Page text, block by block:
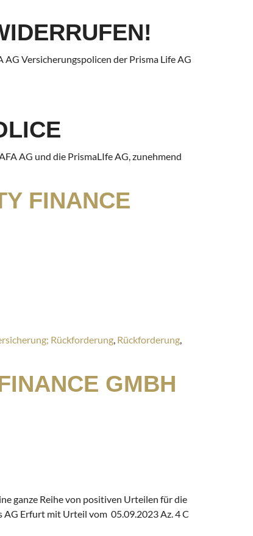
Versicherungspolicen der Prisma Life AG
AG und die PrismaLIfe AG, zunehmend
FINANCE
Rückforderung, Rückforderung,
GMBH
ganze Reihe von positiven Urteilen für die
Erfurt mit Urteil vom 05.09.2023 Az. 4 C